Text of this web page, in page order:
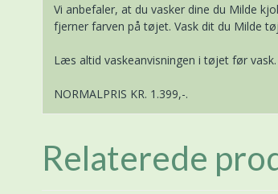
Vi anbefaler, at du vasker dine du Milde
fjerner farven på tøjet. Vask dit du Milde
Læs altid vaskeanvisningen i tøjet før vask.
NORMALPRIS KR. 1.399,-.
Relaterede